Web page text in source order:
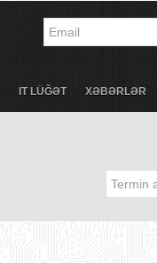
IT LÜĞƏT XƏBƏRLƏR